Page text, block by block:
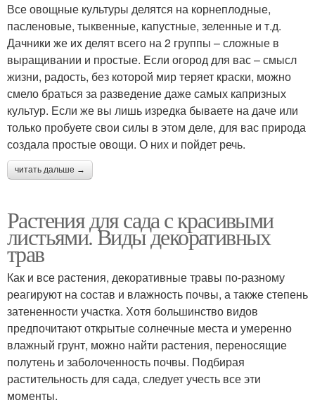
Все овощные культуры делятся на корнеплодные,
пасленовые, тыквенные, капустные, зеленные и т.д.
Дачники же их делят всего на 2 группы – сложные в
выращивании и простые. Если огород для вас – смысл
жизни, радость, без которой мир теряет краски, можно
смело браться за разведение даже самых капризных
культур. Если же вы лишь изредка бываете на даче или
только пробуете свои силы в этом деле, для вас природа
создала простые овощи. О них и пойдет речь.
читать дальше →
Растения для сада с красивыми
листьями. Виды декоративных
трав
Как и все растения, декоративные травы по-разному
реагируют на состав и влажность почвы, а также степень
затененности участка. Хотя большинство видов
предпочитают открытые солнечные места и умеренно
влажный грунт, можно найти растения, переносящие
полутень и заболоченность почвы. Подбирая
растительность для сада, следует учесть все эти
моменты.